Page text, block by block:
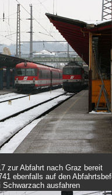
zur Abfahrt nach Graz bereit
ebenfalls auf den
ausfahren